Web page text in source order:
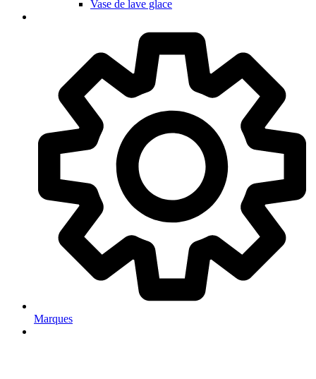
Vase de lave glace
Marques